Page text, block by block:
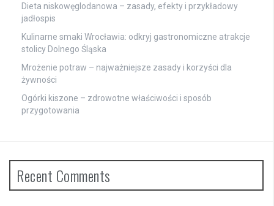
Dieta niskowęglodanowa – zasady, efekty i przykładowy
jadłospis
Kulinarne smaki Wrocławia: odkryj gastronomiczne atrakcje
stolicy Dolnego Śląska
Mrożenie potraw – najważniejsze zasady i korzyści dla
żywności
Ogórki kiszone – zdrowotne właściwości i sposób
przygotowania
Recent Comments